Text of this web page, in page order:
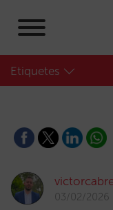
Etiquetes
03/02/2026